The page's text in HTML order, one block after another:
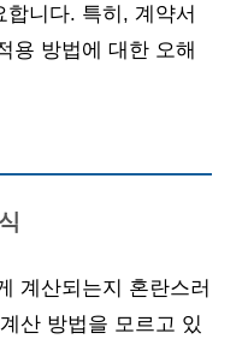
니다. 특히, 계약서
용 방법에 대한 오해
계산되는지 혼란스러
산 방법을 모르고 있